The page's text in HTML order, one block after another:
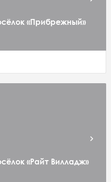
«Прибрежный»
«Райт Вилладж»